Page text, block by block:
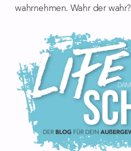
wahrnehmen. Wahr der wahr?